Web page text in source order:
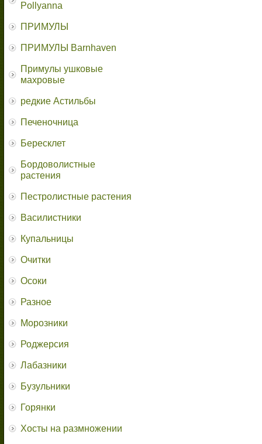
Pollyanna
ПРИМУЛЫ
ПРИМУЛЫ Barnhaven
Примулы ушковые
махровые
редкие Астильбы
Печеночница
Бересклет
Бордоволистные
растения
Пестролистные растения
Василистники
Купальницы
Очитки
Осоки
Разное
Морозники
Роджерсия
Лабазники
Бузульники
Горянки
Хосты на размножении